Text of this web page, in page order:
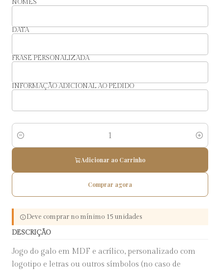
NOMES
DATA
FRASE PERSONALIZADA
INFORMAÇÃO ADICIONAL AO PEDIDO
Quantidade
Adicionar ao Carrinho
Comprar agora
Deve comprar no mínimo 15 unidades
DESCRIÇÃO
Jogo do galo em MDF e acrílico, personalizado com
logotipo e letras ou outros símbolos (no caso de